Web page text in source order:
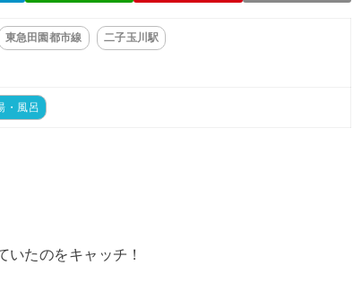
東急田園都市線 二子玉川駅
・風呂
たのをキャッチ！